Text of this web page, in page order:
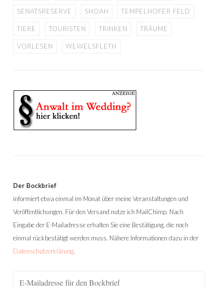
SENATSRESERVE SHOAH TEMPELHOFER FELD
TIERE TOURISTEN TRINKEN TRÄUME
VORLESEN WEWELSFLETH
Der Bockbrief
informiert etwa einmal im Monat über meine Veranstaltungen und
Veröffentlichungen. Für den Versand nutze ich MailChimp. Nach
Eingabe der E-Mailadresse erhalten Sie eine Bestätigung, die noch
einmal rückbestätigt werden muss. Nähere Informationen dazu in der
Datenschutzerklärung.